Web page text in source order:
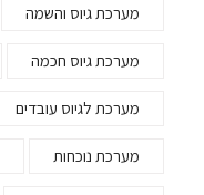
מערכת גיוס והשמה
מערכת גיוס חכמה
מערכת לגיוס עובדים
מערכת נוכחות